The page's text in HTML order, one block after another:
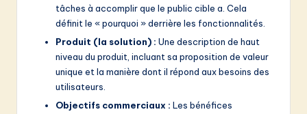
tâches à accomplir que le public cible a. Cela
définit le « pourquoi » derrière les fonctionnalités.
Produit (la solution) : Une description de haut
niveau du produit, incluant sa proposition de valeur
unique et la manière dont il répond aux besoins des
utilisateurs.
Objectifs commerciaux : Les bénéfices